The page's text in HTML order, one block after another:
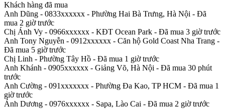
Khách hàng đã mua
Anh Dũng - 0833xxxxxx - Phường Hai Bà Trưng, Hà Nội - Đã
mua 2 giờ trước
Chị Ánh Vy - 0966xxxxxx - KĐT Ocean Park - Đã mua 3 giờ trước
Anh Tony Nguyễn - 0912xxxxxx - Căn hộ Gold Coast Nha Trang -
Đã mua 5 giờ trước
Chị Linh - Phường Tây Hồ - Đã mua 1 giờ trước
Anh Khánh - 0905xxxxxx - Giảng Võ, Hà Nội - Đã mua 30 phút
trước
Anh Cường - 091xxxxxxx - Phường Đa Kao, TP HCM - Đã mua 1
giờ trước
Ánh Dương - 0976xxxxxx - Sapa, Lào Cai - Đã mua 2 giờ trước